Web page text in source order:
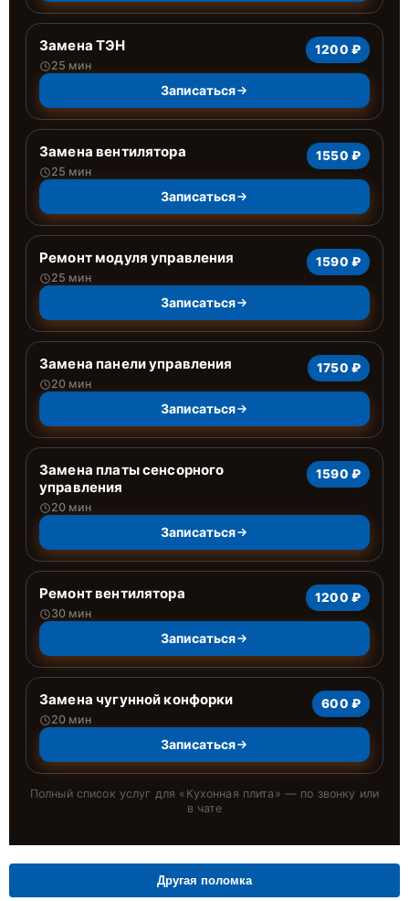
Замена ТЭН
25 мин
1200 ₽
Записаться
Замена вентилятора
25 мин
1550 ₽
Записаться
Ремонт модуля управления
25 мин
1590 ₽
Записаться
Замена панели управления
20 мин
1750 ₽
Записаться
Замена платы сенсорного
управления
20 мин
1590 ₽
Записаться
Ремонт вентилятора
30 мин
1200 ₽
Записаться
Замена чугунной конфорки
20 мин
600 ₽
Записаться
Полный список услуг для « Кухонная плита » — по звонку или
в чате
Другая поломка